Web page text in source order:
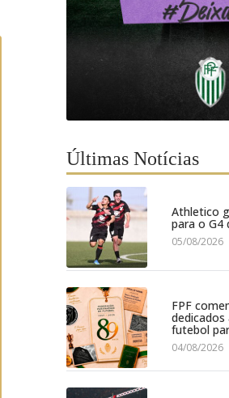
Últimas Notícias
Athletico
para o G4
05/08/2026
FPF
futebol
04/08/2026